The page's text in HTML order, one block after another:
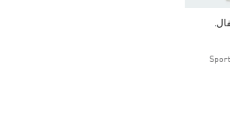
Price